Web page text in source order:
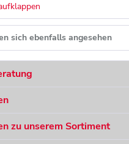
sich ebenfalls angesehen
zu unserem Sortiment